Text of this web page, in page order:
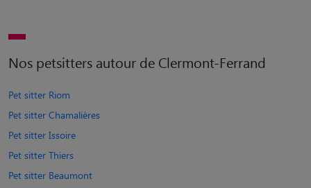
Nos petsitters autour de Clermont-Ferrand
Pet sitter Riom
Pet sitter Chamalières
Pet sitter Issoire
Pet sitter Thiers
Pet sitter Beaumont